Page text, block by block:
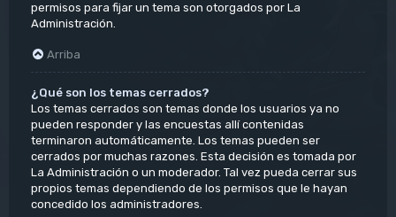
permisos para fijar un tema son otorgados por La
Administración.
Arriba
¿Qué son los temas cerrados?
Los temas cerrados son temas donde los usuarios ya no
pueden responder y las encuestas allí contenidas
terminaron automáticamente. Los temas pueden ser
cerrados por muchas razones. Esta decisión es tomada por
La Administración o un moderador. Tal vez pueda cerrar sus
propios temas dependiendo de los permisos que le hayan
concedido los administradores.